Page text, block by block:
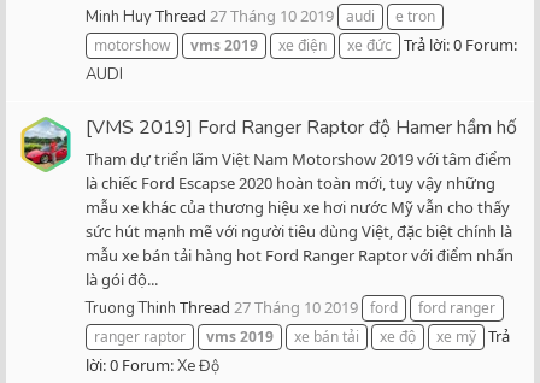
Minh HuyThread 27 Tháng 10 2019 audi
e tron
motorshow
vms2019 xe điện xe đức Trả lời: 0 Forum:
AUDI
[VMS 2019] Ford Ranger Raptor độ Hamer hầm hố
Tham dự triển lãm Việt Nam Motorshow 2019 với tâm điểm
là chiếc Ford Escapse 2020 hoàn toàn mới, tuy vậy những
mẫu xe khác của thương hiệu xe hơi nước Mỹ vẫn cho thấy
sức hút mạnh mẽ với người tiêu dùng Việt, đặc biệt chính là
mẫu xe bán tải hàng hot Ford Ranger Raptor với điểm nhấn
là gói độ...
Truong Thinh Thread 27 Tháng 10 2019 ford
ford ranger
ranger raptor
vms2019 xe bán tải xe độ xe mỹ Trả
lời: 0 Forum:Xe Độ